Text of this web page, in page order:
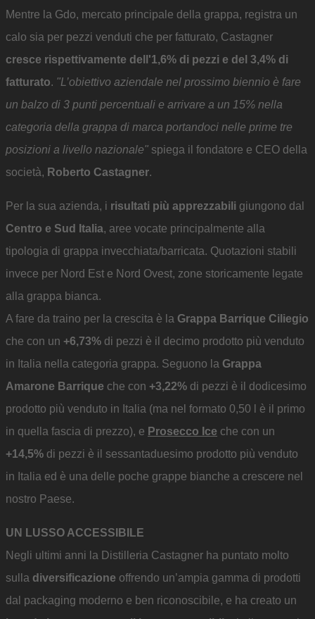
Mentre la Gdo, mercato principale della grappa, registra un
calo sia per pezzi venduti che per fatturato, Castagner
cresce rispettivamente dell'1,6% di pezzi e del 3,4% di
fatturato. "L’obiettivo aziendale nel prossimo biennio è fare
un balzo di 3 punti percentuali e arrivare a un 15% nella
categoria della grappa di marca portandoci nelle prime tre
posizioni a livello nazionale" spiega il fondatore e CEO della
società, Roberto Castagner.
Per la sua azienda, i risultati più apprezzabili giungono dal
Centro e Sud Italia, aree vocate principalmente alla
tipologia di grappa invecchiata/barricata. Quotazioni stabili
invece per Nord Est e Nord Ovest, zone storicamente legate
alla grappa bianca.
A fare da traino per la crescita è la Grappa Barrique Ciliegio
che con un +6,73% di pezzi è il decimo prodotto più venduto
in Italia nella categoria grappa. Seguono la Grappa
Amarone Barrique che con +3,22% di pezzi è il dodicesimo
prodotto più venduto in Italia (ma nel formato 0,50 l è il primo
in quella fascia di prezzo), e Prosecco Ice che con un
+14,5% di pezzi è il sessantaduesimo prodotto più venduto
in Italia ed è una delle poche grappe bianche a crescere nel
nostro Paese.
UN LUSSO ACCESSIBILE
Negli ultimi anni la Distilleria Castagner ha puntato molto
sulla diversificazione offrendo un’ampia gamma di prodotti
dal packaging moderno e ben riconoscibile, e ha creato un